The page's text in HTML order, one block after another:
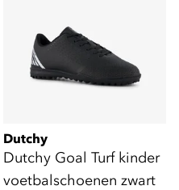
Dutchy
Dutchy Goal Turf kinder
voetbalschoenen zwart